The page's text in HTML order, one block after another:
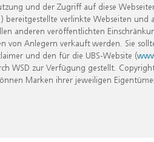
und der Zugriff auf diese
verlinkte Webseiten
anderen veröffentlichten
Anlegern verkauft werden. Sie
und den für die UBS-Website (
zur Verfügung gestellt.
Marken ihrer jeweiligen